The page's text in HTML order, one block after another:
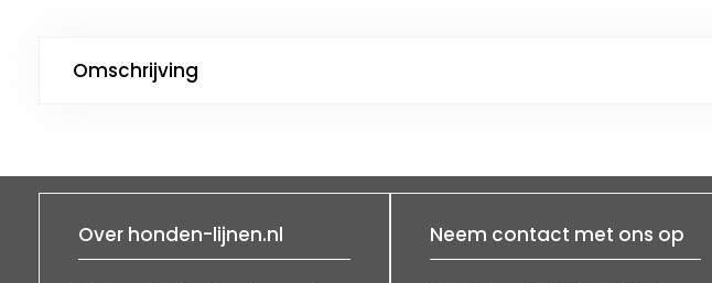
Omschrijving
Over honden-lijnen.nl Neem contact met ons op